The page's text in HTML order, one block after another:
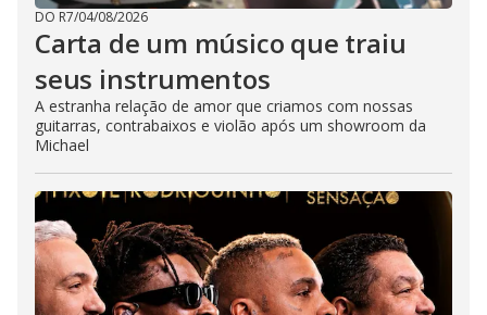
DO R7/04/08/2026
Carta de um músico que traiu
seus instrumentos
A estranha relação de amor que criamos com nossas
guitarras, contrabaixos e violão após um showroom da
Michael